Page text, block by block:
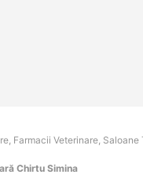
Farmacii Veterinare,
Chirtu Simina